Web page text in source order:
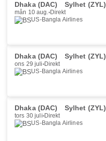
Dhaka (DAC) Sylhet (ZYL)
mån 10 aug. Direkt
US-Bangla Airlines
Dhaka (DAC) Sylhet (ZYL)
ons 29 juli Direkt
US-Bangla Airlines
Dhaka (DAC) Sylhet (ZYL)
tors 30 juli Direkt
US-Bangla Airlines